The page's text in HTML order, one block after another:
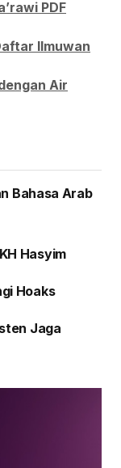
PDF
Ilmuwan
Air
Bahasa Arab
Hasyim
Hoaks
Jaga